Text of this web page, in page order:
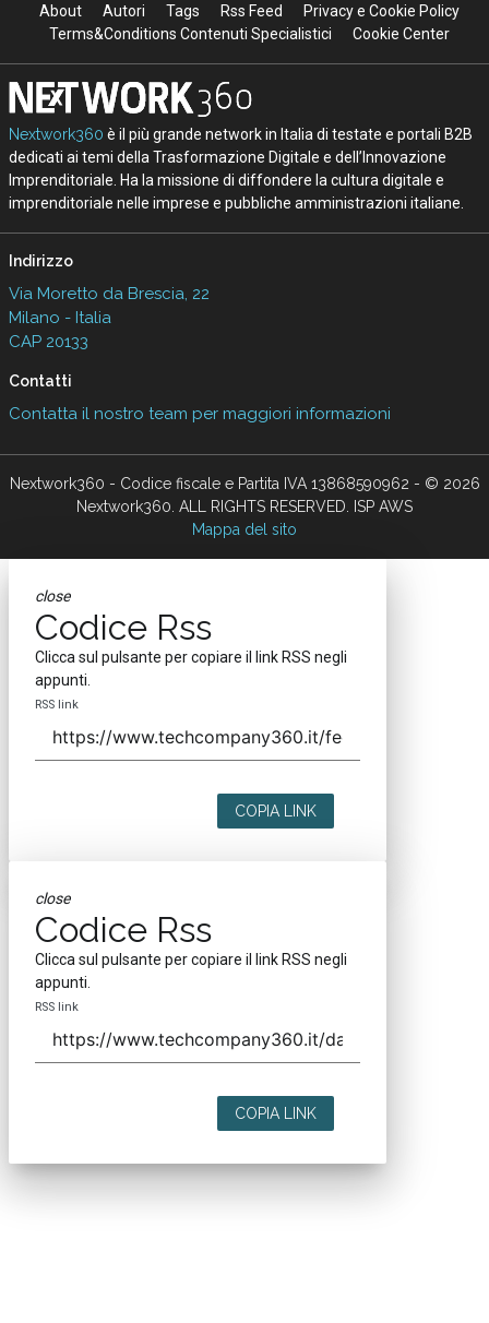
About Autori Tags Rss Feed
Privacy e Cookie Policy
Terms&Conditions Contenuti Specialistici
Cookie Center
Nextwork360 è il più grande network in Italia di testate e portali B2B
dedicati ai temi della Trasformazione Digitale e dell’Innovazione
Imprenditoriale. Ha la missione di diffondere la cultura digitale e
imprenditoriale nelle imprese e pubbliche amministrazioni italiane.
Indirizzo
Via Moretto da Brescia, 22
Milano - Italia
CAP 20133
Contatti
Contatta il nostro team per maggiori informazioni
Nextwork360 - Codice fiscale e Partita IVA 13868590962 - © 2026
Nextwork360. ALL RIGHTS RESERVED. ISP AWS
Mappa del sito
close
Codice Rss
Clicca sul pulsante per copiare il link RSS negli
appunti.
RSS link
COPIA LINK
close
Codice Rss
Clicca sul pulsante per copiare il link RSS negli
appunti.
RSS link
COPIA LINK